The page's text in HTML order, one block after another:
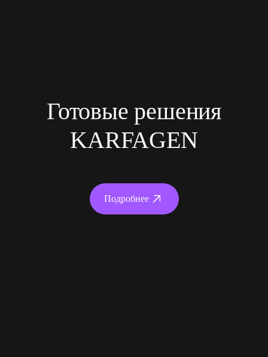
Готовые решения
KARFAGEN
Подробнее